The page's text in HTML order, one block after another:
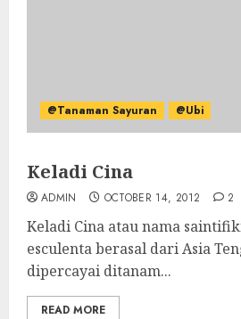
@Tanaman Sayuran @Ubi
Keladi Cina
ADMIN OCTOBER 14, 2012 2
Keladi Cina atau nama
esculenta berasal dari Asia
dipercayai ditanam...
READ MORE